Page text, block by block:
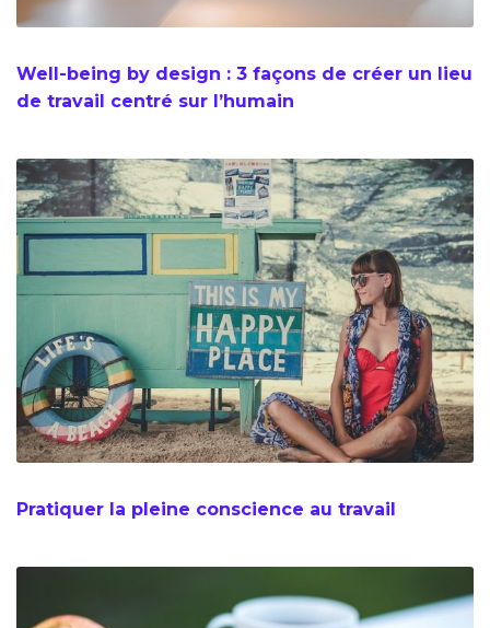
Well-being by design : 3 façons de créer un lieu
de travail centré sur l’humain
Pratiquer la pleine conscience au travail